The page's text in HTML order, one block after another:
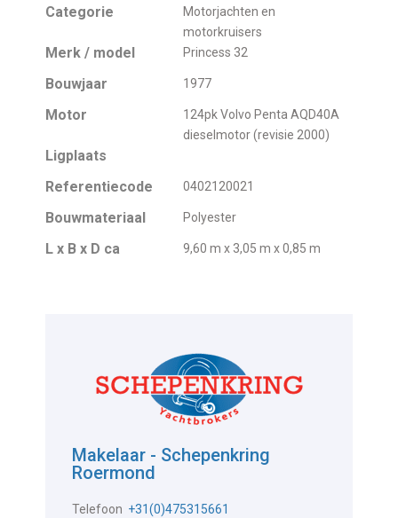
Categorie
Motorjachten en
motorkruisers
Merk / model Princess 32
Bouwjaar 1977
Motor
124pk Volvo Penta AQD40A
dieselmotor (revisie 2000)
Ligplaats
Referentiecode
0402120021
Bouwmateriaal Polyester
L x B x D ca 9,60 m x 3,05 m x 0,85 m
Makelaar - Schepenkring
Roermond
Telefoon +31(0)475315661